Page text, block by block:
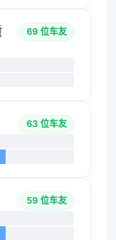
69 位车友
63 位车友
59 位车友